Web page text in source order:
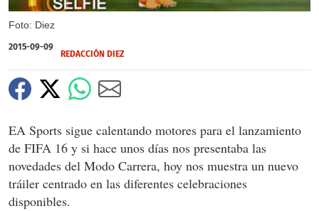
Foto: Diez
2015-09-09
REDACCIÓN DIEZ
EA Sports sigue calentando motores para el lanzamiento
de FIFA 16 y si hace unos días nos presentaba las
novedades del Modo Carrera, hoy nos muestra un nuevo
tráiler centrado en las diferentes celebraciones
disponibles.